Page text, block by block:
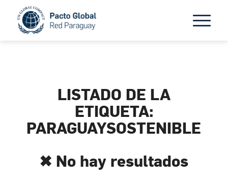
LISTADO DE LA
ETIQUETA:
PARAGUAYSOSTENIBLE
✖ No hay resultados